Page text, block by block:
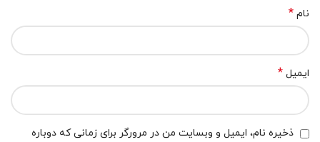
نام *
ایمیل *
ذخیره نام، ایمیل و وبسایت من در مرورگر برای زمانی که دوباره